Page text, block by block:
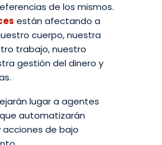
de los mismos.
están afectando a
cuerpo, nuestra
trabajo, nuestro
gestión del dinero y
lugar a agentes
automatizarán
acciones de bajo